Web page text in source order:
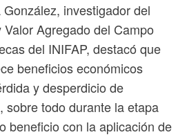
investigador del
Agregado del Campo
del INIFAP, destacó que
beneficios económicos
y desperdicio de
sobre todo durante la etapa
beneficio con la aplicación de